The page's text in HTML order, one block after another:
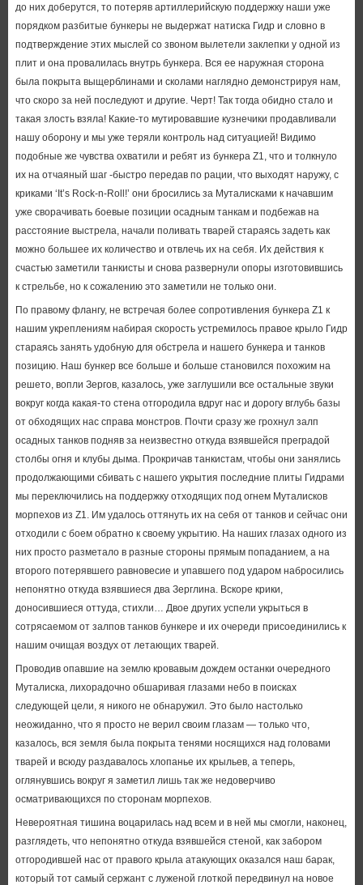
до них доберутся, то потеряв артиллерийскую поддержку наши уже
порядком разбитые бункеры не выдержат натиска Гидр и словно в
подтверждение этих мыслей со звоном вылетели заклепки у одной из
плит и она провалилась внутрь бункера. Вся ее наружная сторона
была покрыта выщерблинами и сколами наглядно демонстрируя нам,
что скоро за ней последуют и другие. Черт! Так тогда обидно стало и
такая злость взяла! Какие-то мутировавшие кузнечики продавливали
нашу оборону и мы уже теряли контроль над ситуацией! Видимо
подобные же чувства охватили и ребят из бункера Z1, что и толкнуло
их на отчаяный шаг -быстро передав по рации, что выходят наружу, с
криками ‘It’s Rock-n-Roll!’ они бросились за Муталисками к начавшим
уже сворачивать боевые позиции осадным танкам и подбежав на
расстояние выстрела, начали поливать тварей стараясь задеть как
можно большее их количество и отвлечь их на себя. Их действия к
счастью заметили танкисты и снова развернули опоры изготовившись
к стрельбе, но к сожалению это заметили не только они.
По правому флангу, не встречая более сопротивления бункера Z1 к
нашим укреплениям набирая скорость устремилось правое крыло Гидр
стараясь занять удобную для обстрела и нашего бункера и танков
позицию. Наш бункер все больше и больше становился похожим на
решето, вопли Зергов, казалось, уже заглушили все остальные звуки
вокруг когда какая-то стена отгородила вдруг нас и дорогу вглубь базы
от обходящих нас справа монстров. Почти сразу же грохнул залп
осадных танков подняв за неизвестно откуда взявшейся преградой
столбы огня и клубы дыма. Прокричав танкистам, чтобы они занялись
продолжающими сбивать с нашего укрытия последние плиты Гидрами
мы переключились на поддержку отходящих под огнем Муталисков
морпехов из Z1. Им удалось оттянуть их на себя от танков и сейчас они
отходили с боем обратно к своему укрытию. На наших глазах одного из
них просто разметало в разные стороны прямым попаданием, а на
второго потерявшего равновесие и упавшего под ударом набросились
непонятно откуда взявшиеся два Зерглина. Вскоре крики,
доносившиеся оттуда, стихли… Двое других успели укрыться в
сотрясаемом от залпов танков бункере и их очереди присоединились к
нашим очищая воздух от летающих тварей.
Проводив опавшие на землю кровавым дождем останки очередного
Муталиска, лихорадочно обшаривая глазами небо в поисках
следующей цели, я никого не обнаружил. Это было настолько
неожиданно, что я просто не верил своим глазам — только что,
казалось, вся земля была покрыта тенями носящихся над головами
тварей и всюду раздавалось хлопанье их крыльев, а теперь,
оглянувшись вокруг я заметил лишь так же недоверчиво
осматривающихся по сторонам морпехов.
Невероятная тишина воцарилась над всем и в ней мы смогли, наконец,
разглядеть, что непонятно откуда взявшейся стеной, как забором
отгородившей нас от правого крыла атакующих оказался наш барак,
который тот самый сержант с луженой глоткой передвинул на новое